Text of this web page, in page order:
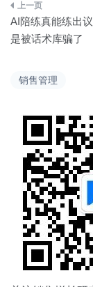
销售管理
文
章
AI陪练真能练出
是被话术库骗了